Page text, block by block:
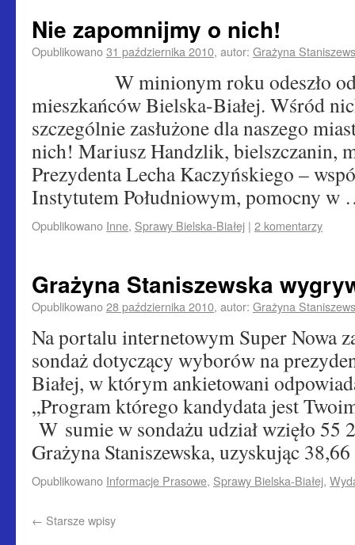
Nie zapomnijmy o nich!
Opublikowano31 października 2010, autor: Grażyna
W minionym roku odeszło od
mieszkańców Bielska-Białej. Wśród
szczególnie zasłużone dla naszego
nich! Mariusz Handzlik, bielszczanin,
Prezydenta Lecha Kaczyńskiego –
Instytutem Południowym, pomocny
Opublikowano Inne, Sprawy Bielska-Białej | 2 komentarzy
Grażyna Staniszewska
Opublikowano28 października 2010, autor: Grażyna
Na portalu internetowym Super Nowa
sondaż dotyczący wyborów na
Białej, w którym ankietowani
„Program którego kandydata jest
W sumie w sondażu udział wzięło 55
Grażyna Staniszewska, uzyskując
Opublikowano Informacje Prasowe, Sprawy Bielska-Białej,
← Starsze wpisy